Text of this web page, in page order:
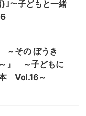
｣～子どもと一緒
～その ぼうき
』 ～子どもに
Vol.16～